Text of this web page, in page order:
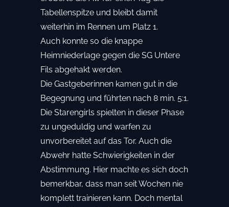
Tabellenspitze und bleibt damit
weiterhin im Rennen um Platz 1.
Auch konnte so die knappe
Heimniederlage gegen die SG Untere
Fils abgehakt werden.
Die Gastgeberinnen kamen gut in die
Begegnung und führten nach 8 min. 5:1.
Die Starengirls spielten in dieser Phase
zu ungeduldig und warfen zu
unvorbereitet auf das Tor. Auch die
Abwehr hatte Schwierigkeiten in der
Abstimmung. Hier machte es sich doch
bemerkbar, dass man seit Wochen nie
komplett trainieren kann. Doch mental